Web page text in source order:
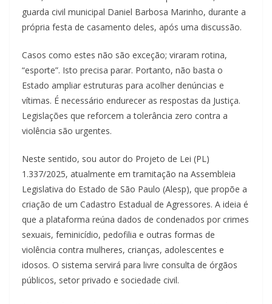
guarda civil municipal Daniel Barbosa Marinho, durante a
própria festa de casamento deles, após uma discussão.
Casos como estes não são exceção; viraram rotina,
“esporte”. Isto precisa parar. Portanto, não basta o
Estado ampliar estruturas para acolher denúncias e
vítimas. É necessário endurecer as respostas da Justiça.
Legislações que reforcem a tolerância zero contra a
violência são urgentes.
Neste sentido, sou autor do Projeto de Lei (PL)
1.337/2025, atualmente em tramitação na Assembleia
Legislativa do Estado de São Paulo (Alesp), que propõe a
criação de um Cadastro Estadual de Agressores. A ideia é
que a plataforma reúna dados de condenados por crimes
sexuais, feminicídio, pedofilia e outras formas de
violência contra mulheres, crianças, adolescentes e
idosos. O sistema servirá para livre consulta de órgãos
públicos, setor privado e sociedade civil.